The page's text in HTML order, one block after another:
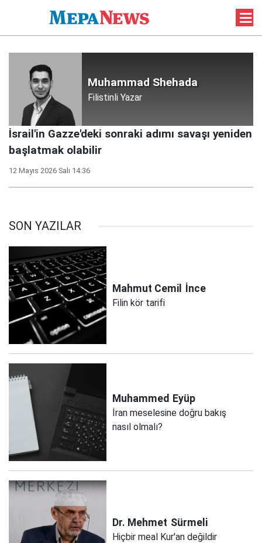
Muhammad Shehada
Filistinli Yazar
İsrail'in Gazze'deki sonraki adımı savaşı yeniden
başlatmak olabilir
12 Mayıs 2026 Salı 14:36
SON YAZILAR
Mahmut Cemil İnce
Filin kör tarifi
Muhammed Eyüp
İran meselesine doğru bakış
nasıl olmalı?
Dr. Mehmet Sürmeli
Hiçbir meal Kur'an değildir